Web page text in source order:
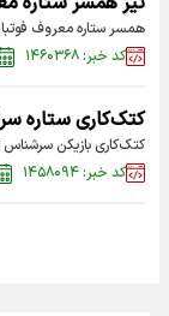
همسر ستاره معروف
کد خبر: ۱۴۶۰۳۶۸
کتک‌کاری ستاره
کتک‌کاری بازیکن سرشناس
کد خبر: ۱۴۵۸۰۹۴